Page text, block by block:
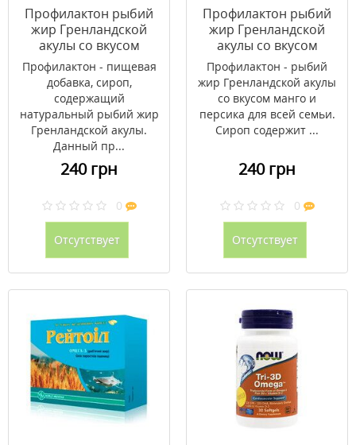
Профилактон рыбий
жир Гренландской
акулы со вкусом
малины 250 мл
Профилактон - пищевая
добавка, сироп,
содержащий
натуральный рыбий жир
Гренландской акулы.
Данный пр...
240 грн
0
Отсутствует
Профилактон рыбий
жир Гренландской
акулы со вкусом
манго и персика 165
мл
Профилактон - рыбий
жир Гренландской акулы
со вкусом манго и
персика для всей семьи.
Сироп содержит ...
240 грн
0
Отсутствует